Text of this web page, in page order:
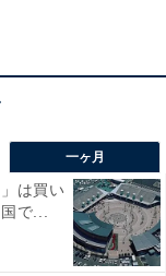
番地
り約20分／JR
一ヶ月
は買い
で...